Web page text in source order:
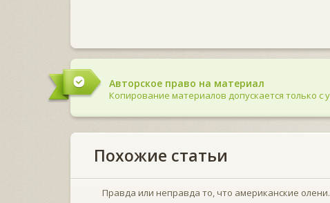
Авторское право на материал
Копирование материалов допускается только с
Похожие статьи
Правда или неправда то, что американские